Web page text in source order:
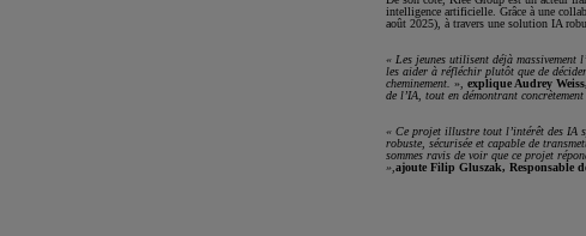
intelligence artificielle. Grâce à une
août 2025), à travers une solution IA
« Les jeunes utilisent déjà
les aider à réfléchir plutôt que de
cheminement. », explique Audrey
de l’IA, tout en démontrant
« Ce projet illustre tout l’intérêt des IA
robuste, sécurisée et capable de
sommes ravis de voir que ce projet
», ajoute Filip Gluszak, Responsable